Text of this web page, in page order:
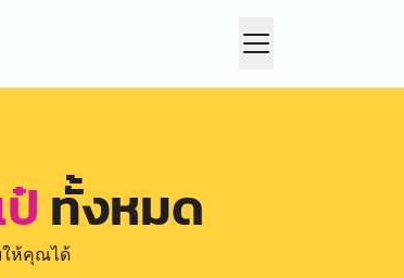
ทั้งหมด
ให้คุณได้